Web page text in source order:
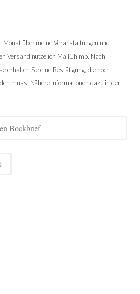
über meine Veranstaltungen und
Versand nutze ich MailChimp. Nach
erhalten Sie eine Bestätigung, die noch
muss. Nähere Informationen dazu in der